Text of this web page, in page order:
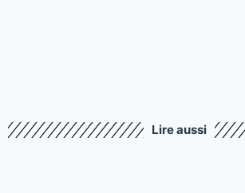
Lire aussi